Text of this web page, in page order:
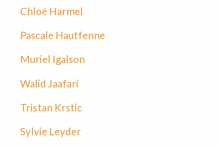
Chloé Harmel
Pascale Hautfenne
Muriel Igalson
Walid Jaafari
Tristan Krstic
Sylvie Leyder